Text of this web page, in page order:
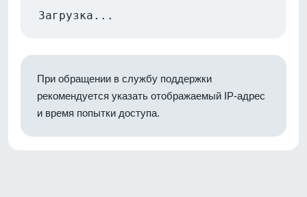
Загрузка...
При обращении в службу поддержки
рекомендуется указать отображаемый IP-адрес
и время попытки доступа.